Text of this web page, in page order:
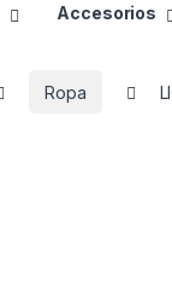
Accesorios
Ropa